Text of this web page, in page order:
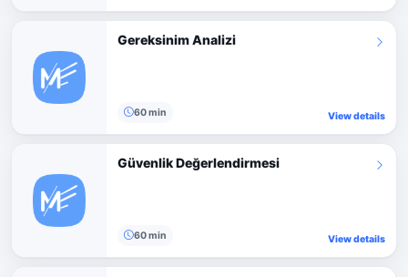
Gereksinim Analizi
60 min View details
Güvenlik Değerlendirmesi
60 min View details